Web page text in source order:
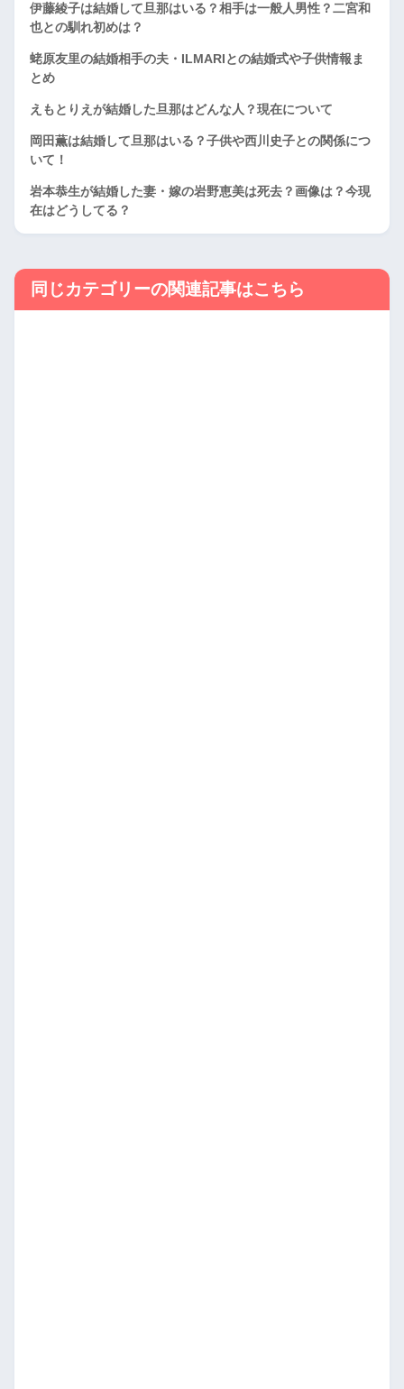
伊藤綾子は結婚して旦那はいる？相手は一般人男性？二宮和
也との馴れ初めは？
蛯原友里の結婚相手の夫・ILMARIとの結婚式や子供情報ま
とめ
えもとりえが結婚した旦那はどんな人？現在について
岡田薫は結婚して旦那はいる？子供や西川史子との関係につ
いて！
岩本恭生が結婚した妻・嫁の岩野恵美は死去？画像は？今現
在はどうしてる？
同じカテゴリーの関連記事はこちら